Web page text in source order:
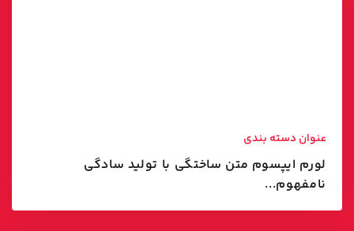
عنوان دسته بندی
لورم ایپسوم متن ساختگی با تولید سادگی
نامفهوم...